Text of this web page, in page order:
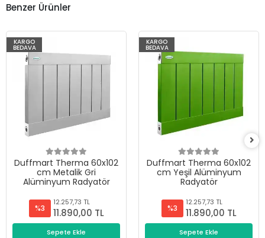
Benzer Ürünler
KARGO
BEDAVA
Duffmart Therma 60x102
cm Metalik Gri
Alüminyum Radyatör
%3
12.257,73 TL
11.890,00 TL
Sepete Ekle
KARGO
BEDAVA
Duffmart Therma 60x102
cm Yeşil Alüminyum
Radyatör
%3
12.257,73 TL
11.890,00 TL
Sepete Ekle